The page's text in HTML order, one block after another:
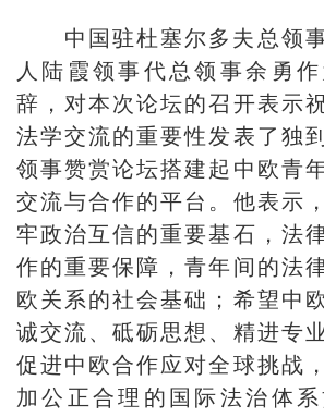
中国驻杜塞尔多夫总领
人陆霞领事代总领事余勇
辞，对本次论坛的召开表示
法学交流的重要性发表了独
领事赞赏论坛搭建起中欧青
交流与合作的平台。他表示
牢政治互信的重要基石，法
作的重要保障，青年间的法
欧关系的社会基础；希望中
诚交流、砥砺思想、精进专
促进中欧合作应对全球挑战
加公正合理的国际法治体